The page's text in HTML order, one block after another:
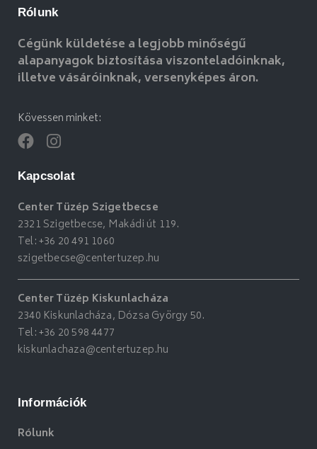
Rólunk
Cégünk küldetése a legjobb minőségű
alapanyagok biztosítása viszonteladóinknak,
illetve vásáróinknak, versenyképes áron.
Kövessen minket:
Kapcsolat
Center Tüzép Szigetbecse
2321 Szigetbecse, Makádi út 119.
Tel:+36 20 491 1060
szigetbecse@centertuzep.hu
Center Tüzép Kiskunlacháza
2340 Kiskunlacháza, Dózsa György 50.
Tel:+36 20 598 4477
kiskunlachaza@centertuzep.hu
Információk
Rólunk